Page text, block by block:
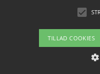
Om / kontakt
TILLAD COOKIES